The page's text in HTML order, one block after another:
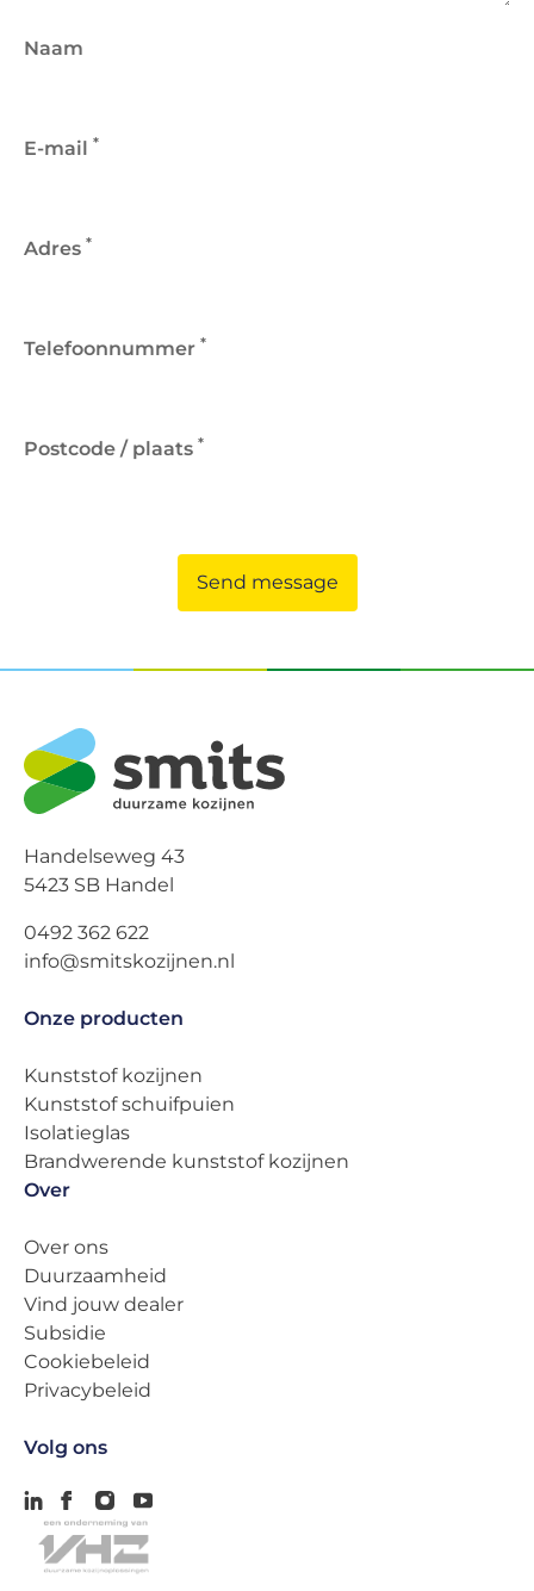
Naam
E-mail *
Adres *
Telefoonnummer *
Postcode / plaats *
Send message
Handelseweg 43
5423 SB Handel
0492 362 622
info@smitskozijnen.nl
Onze producten
Kunststof kozijnen
Kunststof schuifpuien
Isolatieglas
Brandwerende kunststof kozijnen
Over
Over ons
Duurzaamheid
Vind jouw dealer
Subsidie
Cookiebeleid
Privacybeleid
Volg ons